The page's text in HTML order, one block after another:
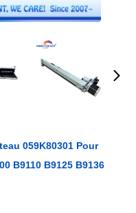
059K80301 Pour
B9110 B9125 B9136